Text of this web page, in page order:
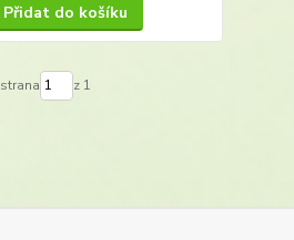
Přidat do košíku
strana z 1